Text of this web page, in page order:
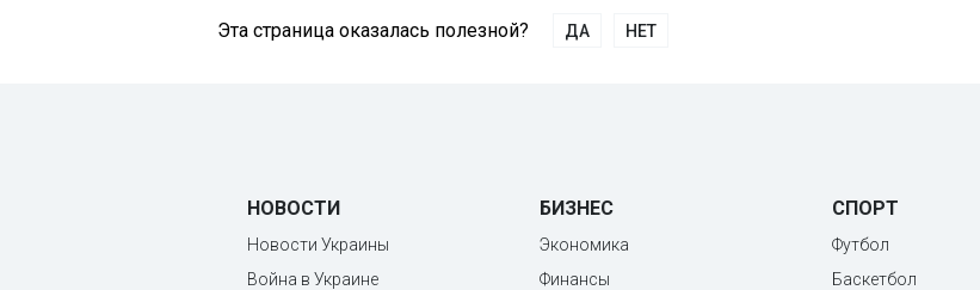
Эта страница оказалась полезной? ДА НЕТ
НОВОСТИ
Новости Украины
Война в Украине
БИЗНЕС
Экономика
Финансы
СПОРТ
Футбол
Баскетбол